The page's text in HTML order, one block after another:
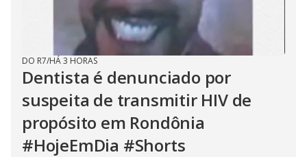
DO R7/HÁ 3 HORAS
Dentista é denunciado por
suspeita de transmitir HIV de
propósito em Rondônia
#HojeEmDia #Shorts